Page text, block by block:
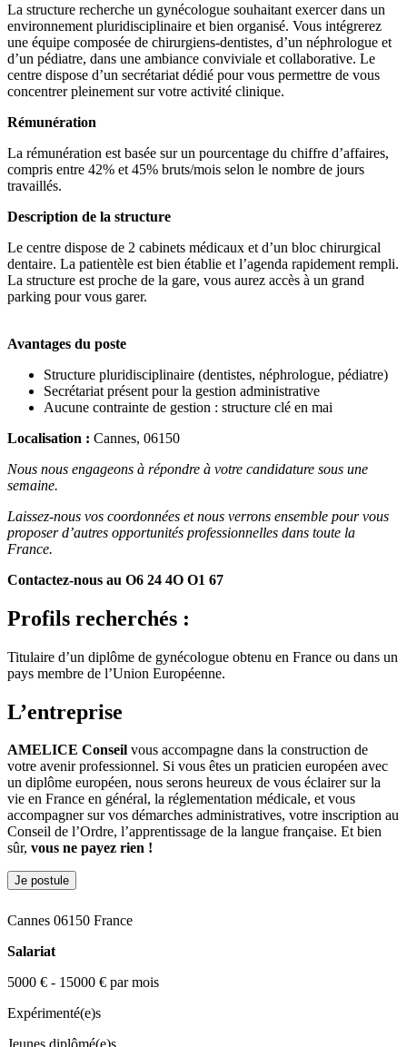
La structure recherche un gynécologue souhaitant exercer dans un
environnement pluridisciplinaire et bien organisé. Vous intégrerez
une équipe composée de chirurgiens-dentistes, d’un néphrologue et
d’un pédiatre, dans une ambiance conviviale et collaborative. Le
centre dispose d’un secrétariat dédié pour vous permettre de vous
concentrer pleinement sur votre activité clinique.
Rémunération
La rémunération est basée sur un pourcentage du chiffre d’affaires,
compris entre 42% et 45% bruts/mois selon le nombre de jours
travaillés.
Description de la structure
Le centre dispose de 2 cabinets médicaux et d’un bloc chirurgical
dentaire. La patientèle est bien établie et l’agenda rapidement rempli.
La structure est proche de la gare, vous aurez accès à un grand
parking pour vous garer.
Avantages du poste
Structure pluridisciplinaire (dentistes, néphrologue, pédiatre)
Secrétariat présent pour la gestion administrative
Aucune contrainte de gestion : structure clé en mai
Localisation : Cannes, 06150
Nous nous engageons à répondre à votre candidature sous une
semaine.
Laissez-nous vos coordonnées et nous verrons ensemble pour vous
proposer d’autres opportunités professionnelles dans toute la
France.
Contactez-nous au O6 24 4O O1 67
Profils recherchés :
Titulaire d’un diplôme de gynécologue obtenu en France ou dans un
pays membre de l’Union Européenne.
L’entreprise
AMELICE Conseil vous accompagne dans la construction de
votre avenir professionnel. Si vous êtes un praticien européen avec
un diplôme européen, nous serons heureux de vous éclairer sur la
vie en France en général, la réglementation médicale, et vous
accompagner sur vos démarches administratives, votre inscription au
Conseil de l’Ordre, l’apprentissage de la langue française. Et bien
sûr, vous ne payez rien !
Je postule
Cannes 06150 France
Salariat
5000 € - 15000 € par mois
Expérimenté(e)s
Jeunes diplômé(e)s